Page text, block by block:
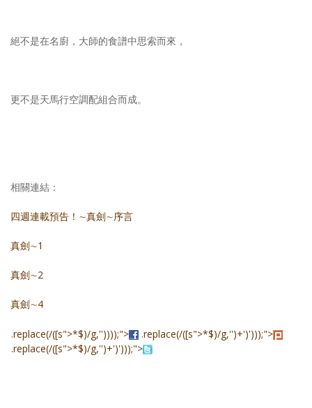
絕不是在名廚，大師的食譜中思索而來，
更不是天馬行空調配組合而成。
相關連結：
四週連載預告！∼真劍∼序言
真劍∼1
真劍∼2
真劍∼4
.replace(/([s">*$)/g,''))));">
.replace(/([s">*$)/g,'')+')')));">
.replace(/([s">*$)/g,'')+')')));">